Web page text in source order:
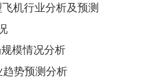
机行业分析及预测
模情况分析
势预测分析